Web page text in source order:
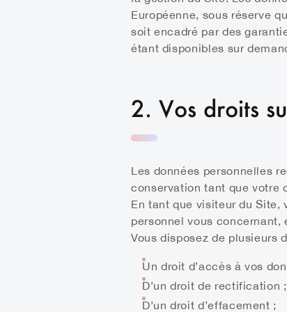
Européenne, sous réserve
soit encadré par des
étant disponibles sur
2. Vos droits
Les données personnelles
conservation tant que votre
En tant que visiteur du Site,
personnel vous concernant,
Vous disposez de plusieurs
Un droit d’accès à vos
D’un droit de rectification ;
D’un droit d’effacement ;